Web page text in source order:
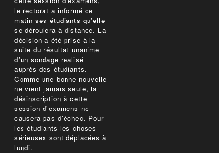
le rectorat a informé ce
matin ses étudiants qu'elle
se déroulera à distance. La
décision a été prise à la
suite du résultat unanime
d'un sondage réalisé
auprès des étudiants.
Comme une bonne nouvelle
ne vient jamais seule, la
désinscription à cette
session d'examens ne
causera pas d'échec. Pour
les étudiants les choses
sérieuses sont déplacées à
lundi.